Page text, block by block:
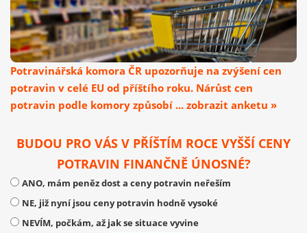
Potravinářská komora ČR upozorňuje na zvýšení cen
potravin v celé EU od příštího roku. Nárůst cen
potravin podle komory způsobí ... zobrazit anketu »
BUDOU PRO VÁS V PŘÍŠTÍM ROCE VYŠŠÍ CENY
POTRAVIN FINANČNĚ ÚNOSNÉ?
ANO, mám peněz dost a ceny potravin neřeším
NE, již nyní jsou ceny potravin hodně vysoké
NEVÍM, počkám, až jak se situace vyvine